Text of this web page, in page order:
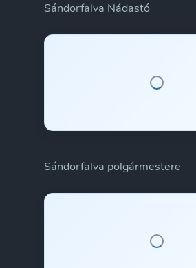
Sándorfalva Nádastó
Sándorfalva polgármestere